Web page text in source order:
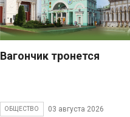
Вагончик тронется
ОБЩЕСТВО 03 августа 2026